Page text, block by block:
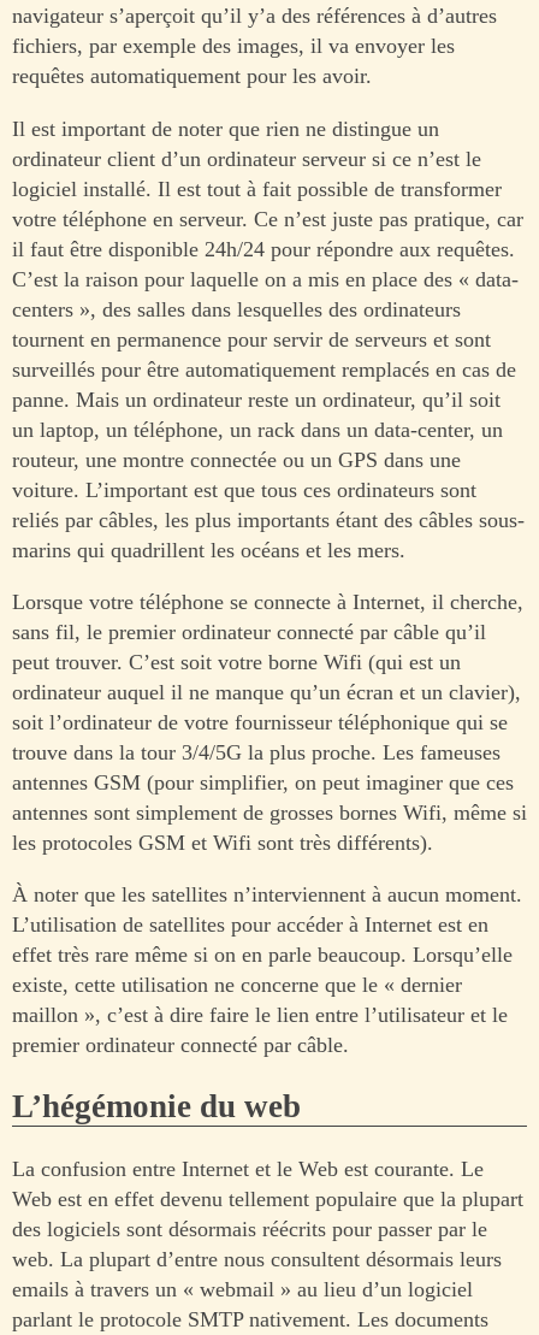
navigateur s’aperçoit qu’il y’a des références à d’autres
fichiers, par exemple des images, il va envoyer les
requêtes automatiquement pour les avoir.
Il est important de noter que rien ne distingue un
ordinateur client d’un ordinateur serveur si ce n’est le
logiciel installé. Il est tout à fait possible de transformer
votre téléphone en serveur. Ce n’est juste pas pratique, car
il faut être disponible 24h/24 pour répondre aux requêtes.
C’est la raison pour laquelle on a mis en place des « data-
centers », des salles dans lesquelles des ordinateurs
tournent en permanence pour servir de serveurs et sont
surveillés pour être automatiquement remplacés en cas de
panne. Mais un ordinateur reste un ordinateur, qu’il soit
un laptop, un téléphone, un rack dans un data-center, un
routeur, une montre connectée ou un GPS dans une
voiture. L’important est que tous ces ordinateurs sont
reliés par câbles, les plus importants étant des câbles sous-
marins qui quadrillent les océans et les mers.
Lorsque votre téléphone se connecte à Internet, il cherche,
sans fil, le premier ordinateur connecté par câble qu’il
peut trouver. C’est soit votre borne Wifi (qui est un
ordinateur auquel il ne manque qu’un écran et un clavier),
soit l’ordinateur de votre fournisseur téléphonique qui se
trouve dans la tour 3/4/5G la plus proche. Les fameuses
antennes GSM (pour simplifier, on peut imaginer que ces
antennes sont simplement de grosses bornes Wifi, même si
les protocoles GSM et Wifi sont très différents).
À noter que les satellites n’interviennent à aucun moment.
L’utilisation de satellites pour accéder à Internet est en
effet très rare même si on en parle beaucoup. Lorsqu’elle
existe, cette utilisation ne concerne que le « dernier
maillon », c’est à dire faire le lien entre l’utilisateur et le
premier ordinateur connecté par câble.
L’hégémonie du web
La confusion entre Internet et le Web est courante. Le
Web est en effet devenu tellement populaire que la plupart
des logiciels sont désormais réécrits pour passer par le
web. La plupart d’entre nous consultent désormais leurs
emails à travers un « webmail » au lieu d’un logiciel
parlant le protocole SMTP nativement. Les documents